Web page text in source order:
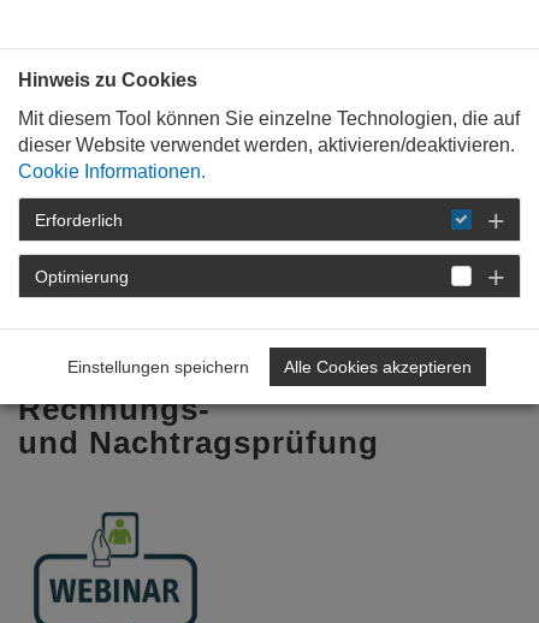
STARTSEITE
FORTBILDUNG
DETAIL
Baudurchführung in der
Landschaftsarchitektur:
Rechnungs-
und Nachtragsprüfung
Hinweis zu Cookies
Mit diesem Tool können Sie einzelne Technologien, die auf
dieser Website verwendet werden, aktivieren/deaktivieren.
Cookie Informationen.
Erforderlich
Optimierung
Einstellungen speichern Alle Cookies akzeptieren